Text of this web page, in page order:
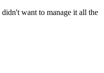
want to manage it all the